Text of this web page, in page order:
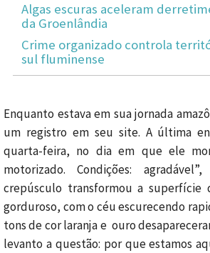
Algas escuras aceleram
da Groenlândia
Crime organizado controla
sul fluminense
Enquanto estava em sua jornada
um registro em seu site. A última
quarta-feira, no dia em que ele
motorizado. Condições:
crepúsculo transformou a superfície
gorduroso, com o céu escurecendo
tons de cor laranja e ouro
levanto a questão: por que estamos